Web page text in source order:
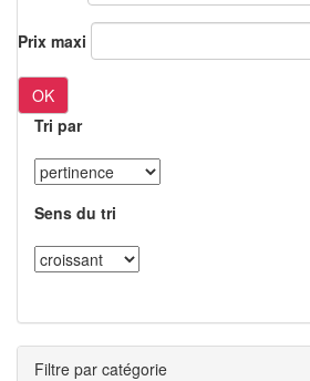
Prix maxi
OK
Tri par
Sens du tri
Filtre par catégorie